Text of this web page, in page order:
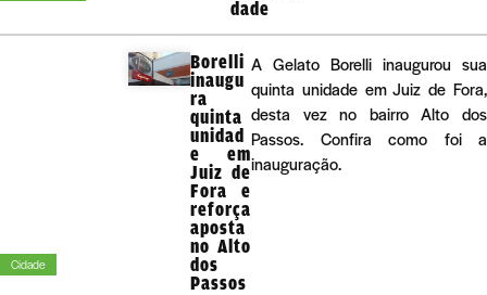
dade
Cidade
Borelli
inaugu
ra
quinta
unidad
e em
Juiz de
Fora e
reforça
aposta
no Alto
dos
Passos
A Gelato Borelli inaugurou sua
quinta unidade em Juiz de Fora,
desta vez no bairro Alto dos
Passos. Confira como foi a
inauguração.